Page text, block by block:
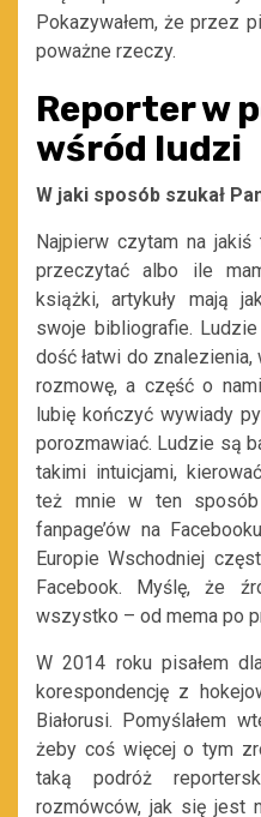
Pokazywałem, że przez
poważne rzeczy.
Reporter w
wśród ludzi
W jaki sposób szukał
Najpierw czytam na
przeczytać albo ile
książki, artykuły mają
swoje bibliografie.
dość łatwi do
rozmowę, a część o
lubię kończyć wywiady
porozmawiać. Ludzie są
takimi intuicjami,
też mnie w ten
fanpage’ów na
Europie Wschodniej
Facebook. Myślę, że
wszystko – od mema po
W 2014 roku pisałem
korespondencję z
Białorusi. Pomyślałem
żeby coś więcej o tym
taką podróż
rozmówców, jak się jest